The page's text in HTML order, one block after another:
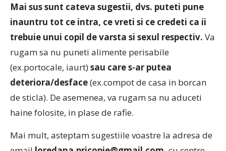
Mai sus sunt cateva sugestii, dvs. puteti pune
inauntru tot ce intra, ce vreti si ce credeti ca ii
trebuie unui copil de varsta si sexul respectiv. Va
rugam sa nu puneti alimente perisabile
(ex.portocale, iaurt)sau care s-ar putea
deteriora/desface(ex.compot de casa in borcan
de sticla). De asemenea, va rugam sa nu aduceti
haine folosite, in plase de rafie.
Mai mult, asteptam sugestiile voastre la adresa de